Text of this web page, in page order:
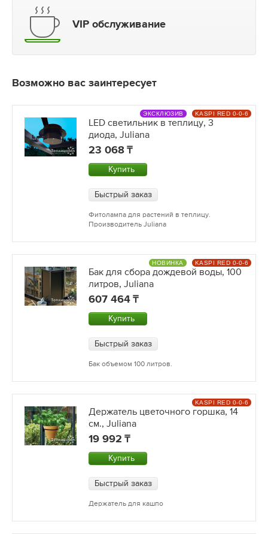
VIP обслуживание
Возможно вас заинтересует
LED светильник в теплицу, 3
диода, Juliana
23 068
Купить
Быстрый заказ
Фитолампа для растений в теплицу.
Производитель Juliana
ЭКСКЛЮЗИВ KASPI RED 0-0-6
Бак для сбора дождевой воды, 100
литров, Juliana
607 464
Купить
Быстрый заказ
Бак объемом 100 литров.
НОВИНКА KASPI RED 0-0-6
Держатель цветочного горшка, 14
см., Juliana
19 992
Купить
Быстрый заказ
Держатель для кашпо
KASPI RED 0-0-6